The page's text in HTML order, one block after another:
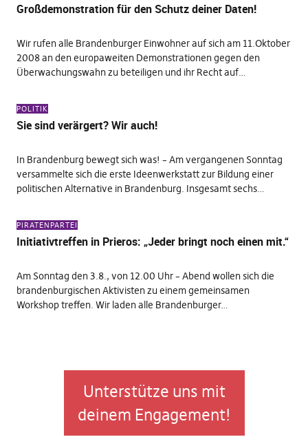
Großdemonstration für den Schutz deiner Daten!
Wir rufen alle Brandenburger Einwohner auf sich am 11.Oktober
2008 an den europaweiten Demonstrationen gegen den
Überwachungswahn zu beteiligen und ihr Recht auf…
POLITIK
Sie sind verärgert? Wir auch!
In Brandenburg bewegt sich was! – Am vergangenen Sonntag
versammelte sich die erste Ideenwerkstatt zur Bildung einer
politischen Alternative in Brandenburg. Insgesamt sechs…
PIRATENPARTEI
Initiativtreffen in Prieros: „Jeder bringt noch einen mit.“
Am Sonntag den 3.8., von 12.00 Uhr – Abend wollen sich die
brandenburgischen Aktivisten zu einem gemeinsamen
Workshop treffen. Wir laden alle Brandenburger…
Unterstütze uns mit
deinem Engagement!